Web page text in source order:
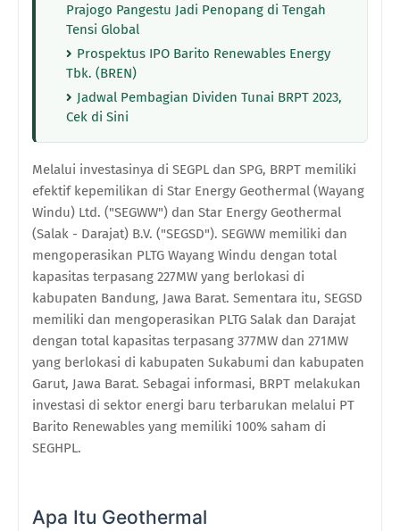
Prajogo Pangestu Jadi Penopang di Tengah
Tensi Global
Prospektus IPO Barito Renewables Energy
Tbk. (BREN)
Jadwal Pembagian Dividen Tunai BRPT 2023,
Cek di Sini
Melalui investasinya di SEGPL dan SPG, BRPT memiliki
efektif kepemilikan di Star Energy Geothermal (Wayang
Windu) Ltd. ("SEGWW") dan Star Energy Geothermal
(Salak - Darajat) B.V. ("SEGSD"). SEGWW memiliki dan
mengoperasikan PLTG Wayang Windu dengan total
kapasitas terpasang 227MW yang berlokasi di
kabupaten Bandung, Jawa Barat. Sementara itu, SEGSD
memiliki dan mengoperasikan PLTG Salak dan Darajat
dengan total kapasitas terpasang 377MW dan 271MW
yang berlokasi di kabupaten Sukabumi dan kabupaten
Garut, Jawa Barat. Sebagai informasi, BRPT melakukan
investasi di sektor energi baru terbarukan melalui PT
Barito Renewables yang memiliki 100% saham di
SEGHPL.
Apa Itu Geothermal